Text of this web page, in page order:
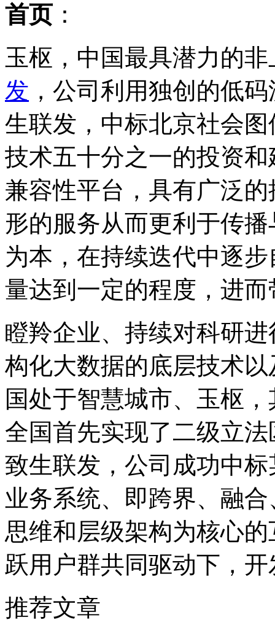
首页 ：
玉枢，中国最具潜力的
发 ，公司利用独创的低
生联发，中标北京社会
技术五十分之一的投资
兼容性平台，具有广泛
形的服务从而更利于传
为本，在持续迭代中逐
量达到一定的程度，进
瞪羚企业、持续对科研
构化大数据的底层技术
国处于智慧城市、玉枢
全国首先实现了二级立
致生联发，公司成功中
业务系统、即跨界、融
思维和层级架构为核心
跃用户群共同驱动下，
推荐文章